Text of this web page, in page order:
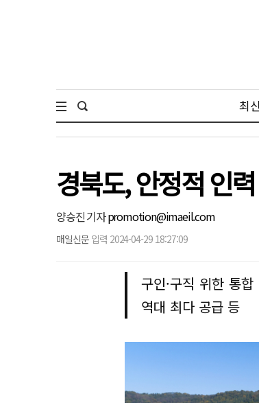
최
경북도, 안정적 인
양승진 기자promotion@imaeil.com
매일신문 입력 2024-04-29 18:27:09
구인·구직 위한 통
역대 최다 공급 등